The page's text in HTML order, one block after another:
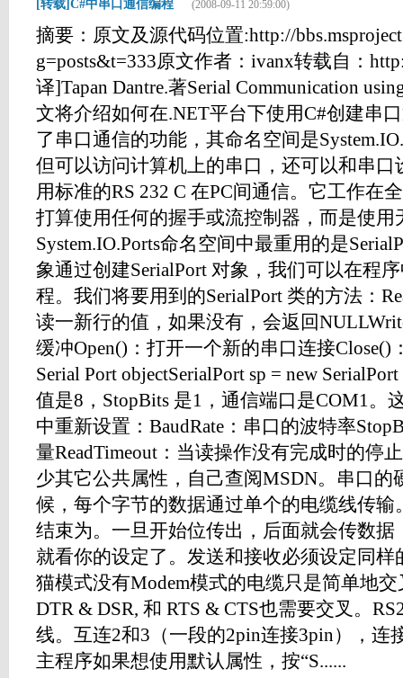
[转载]C#中串口通信编程 (2008-09-11 20:59:00)
摘要：原文及源代码位置:http://
g=posts&t=333原文作者：ivanx转载自：
译]Tapan Dantre.著Serial Communication
文将介绍如何在.NET平台下使用C#创建串
了串口通信的功能，其命名空间是
但可以访问计算机上的串口，还可以和串
用标准的RS 232 C 在PC间通信。它工作在
打算使用任何的握手或流控制器，而是使用
System.IO.Ports命名空间中最重用的是
象通过创建SerialPort 对象，我们可以在程
程。我们将要用到的SerialPort 类的方法：
读一新行的值，如果没有，会返回
缓冲Open()：打开一个新的串口连接Close()
Serial Port objectSerialPort sp = new
值是8，StopBits 是1，通信端口是COM1。
中重新设置：BaudRate：串口的波特率
量ReadTimeout：当读操作没有完成时的停
少其它公共属性，自己查阅MSDN。串口的
候，每个字节的数据通过单个的电缆线传
结束为。一旦开始位传出，后面就会传数据
就看你的设定了。发送和接收必须设定同
猫模式没有Modem模式的电缆只是简单地
DTR & DSR, 和 RTS & CTS也需要交叉。
线。互连2和3（一段的2pin连接3pin），连
主程序如果想使用默认属性，按“S......